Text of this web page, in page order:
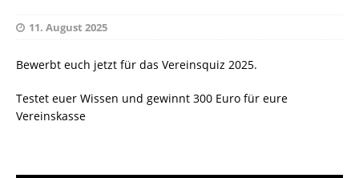
11. August 2025
Bewerbt euch jetzt für das Vereinsquiz 2025.
Testet euer Wissen und gewinnt 300 Euro für eure
Vereinskasse